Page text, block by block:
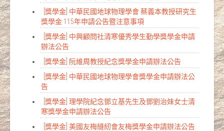
[獎學金] 中華民國地球物理學會 蔡義本教授研究生
獎學金 115年申請公告暨注意事項
[獎學金] 中興顧問社清寒優秀學生勤學獎學金申請
辦法公告
[獎學金] 阮維周教授紀念獎學金申請辦法公告
[獎學金] 中華民國地球物理學會獎學金申請辦法公
告
[獎學金] 理學院紀念鄧立基先生及鄧劉治妹女士清
寒獎學金申請辦法公告
[獎學金] 美國友梅縫紉會友梅獎學金申請辦法公告